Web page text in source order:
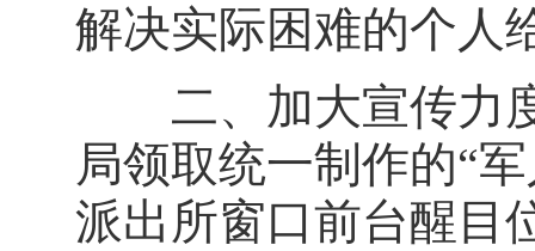
解决实际困难的个人
二、加大宣传力度
局领取统一制作的“
派出所窗口前台醒目